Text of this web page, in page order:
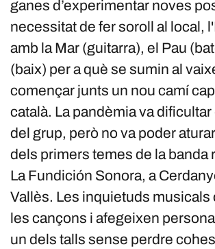
ganes d’experimentar noves
necessitat de fer soroll al local,
amb la Mar (guitarra), el Pau
(baix) per a què se sumin al
començar junts un nou camí cap
català. La pandèmia va
del grup, però no va poder
dels primers temes de la banda
La Fundición Sonora, a
Vallès. Les inquietuds musicals
les cançons i afegeixen
un dels talls sense perdre